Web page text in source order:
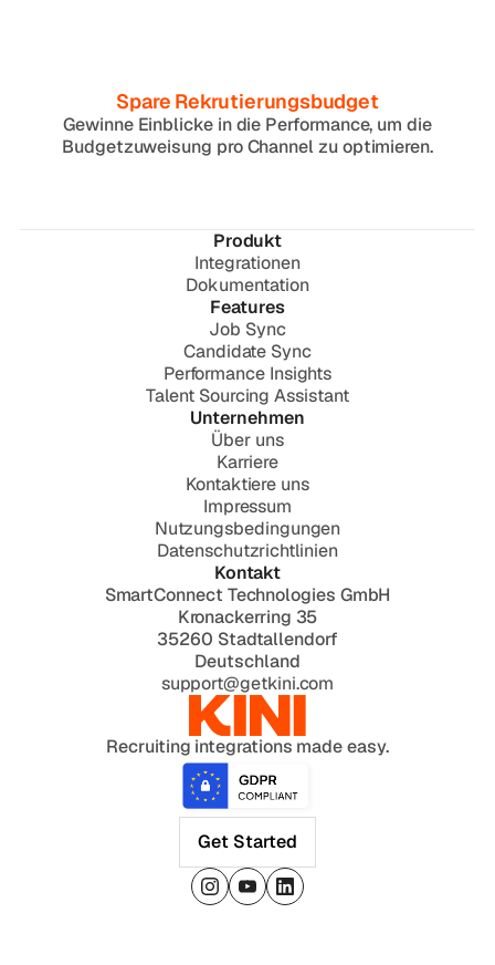
Spare Rekrutierungsbudget
Gewinne Einblicke in die Performance, um die
Budgetzuweisung pro Channel zu optimieren.
Recruiting integrations made easy.
Get Started
Produkt
Integrationen
Dokumentation
Features
Job Sync
Candidate Sync
Performance Insights
Talent Sourcing Assistant
Unternehmen
Über uns
Karriere
Kontaktiere uns
Impressum
Nutzungsbedingungen
Datenschutzrichtlinien
Kontakt
SmartConnect Technologies GmbH
Kronackerring 35
35260 Stadtallendorf
Deutschland
support@getkini.com